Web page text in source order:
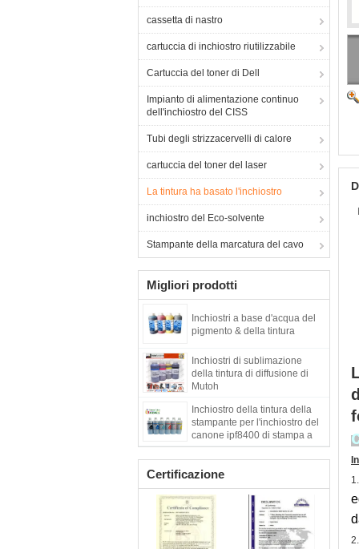
cassetta di nastro
cartuccia di inchiostro riutilizzabile
Cartuccia del toner di Dell
Impianto di alimentazione continuo
dell'inchiostro del CISS
Tubi degli strizzacervelli di calore
cartuccia del toner del laser
La tintura ha basato l'inchiostro
inchiostro del Eco-solvente
Stampante della marcatura del cavo
Migliori prodotti
Inchiostri a base d'acqua del
pigmento & della tintura
Inchiostri di sublimazione
della tintura di diffusione di
Mutoh
Inchiostro della tintura della
stampante per l'inchiostro del
canone ipf8400 di stampa a
getto di inchiostro di Digital
Certificazione